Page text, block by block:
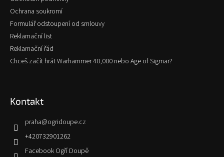
Ochrana soukromí
Formulář odstoupení od smlouvy
Reklamační list
Reklamační řád
Chceš začít hrát Warhammer 40,000 nebo Age of Sigmar?
Kontakt
praha@ogridoupe.cz
+420732901262
Facebook Ogří Doupě